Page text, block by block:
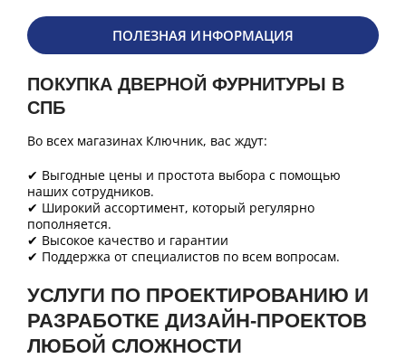
ПОЛЕЗНАЯ ИНФОРМАЦИЯ
ПОКУПКА ДВЕРНОЙ ФУРНИТУРЫ В
СПБ
Во всех магазинах Ключник, вас ждут:
✔ Выгодные цены и простота выбора с помощью
наших сотрудников.
✔ Широкий ассортимент, который регулярно
пополняется.
✔ Высокое качество и гарантии
✔ Поддержка от специалистов по всем вопросам.
УСЛУГИ ПО ПРОЕКТИРОВАНИЮ И
РАЗРАБОТКЕ ДИЗАЙН-ПРОЕКТОВ
ЛЮБОЙ СЛОЖНОСТИ